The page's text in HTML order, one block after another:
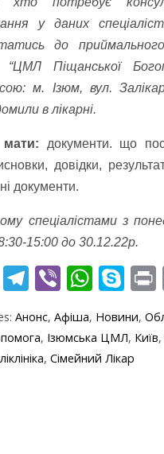
у даних
до приймального
Піщанської
м. Ізюм, вул.
в лікарні.
документи. що
довідки,
документи.
спеціалістами з
15:00 до 30.12.22р.
T T
e
gr
Vi
b
er
W
at
s
S
y
p
in
Анонс, Афіша, Новини,
, Ізюмська ЦМЛ, Київ,
, Сімейний Лікар